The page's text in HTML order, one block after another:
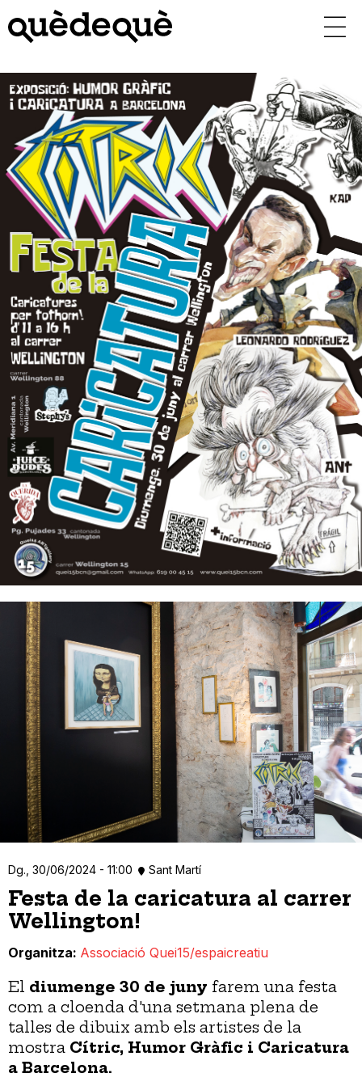
contingut
Dg., 30/06/2024 - 11:00 Sant Martí
Festa de la caricatura al carrer
Wellington!
Organitza Associació Quei15/espaicreatiu
El diumenge 30 de juny farem una festa
com a cloenda d'una setmana plena de
talles de dibuix amb els artistes de la
mostra Cítric, Humor Gràfic i Caricatura
a Barcelona.